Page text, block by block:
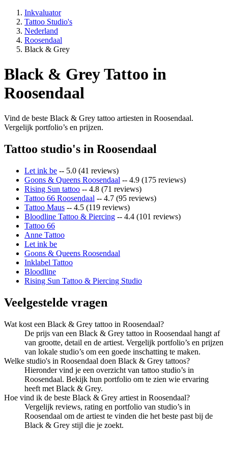
Inkvaluator
Tattoo Studio's
Nederland
Roosendaal
Black & Grey
Black & Grey Tattoo in
Roosendaal
Vind de beste Black & Grey tattoo artiesten in Roosendaal.
Vergelijk portfolio’s en prijzen.
Tattoo studio's in Roosendaal
Let ink be -- 5.0 (41 reviews)
Goons & Queens Roosendaal -- 4.9 (175 reviews)
Rising Sun tattoo -- 4.8 (71 reviews)
Tattoo 66 Roosendaal -- 4.7 (95 reviews)
Tattoo Maus -- 4.5 (119 reviews)
Bloodline Tattoo & Piercing -- 4.4 (101 reviews)
Tattoo 66
Anne Tattoo
Let ink be
Goons & Queens Roosendaal
Inklabel Tattoo
Bloodline
Rising Sun Tattoo & Piercing Studio
Veelgestelde vragen
Wat kost een Black & Grey tattoo in Roosendaal?
De prijs van een Black & Grey tattoo in Roosendaal hangt af
van grootte, detail en de artiest. Vergelijk portfolio’s en prijzen
van lokale studio’s om een goede inschatting te maken.
Welke studio's in Roosendaal doen Black & Grey tattoos?
Hieronder vind je een overzicht van tattoo studio’s in
Roosendaal. Bekijk hun portfolio om te zien wie ervaring
heeft met Black & Grey.
Hoe vind ik de beste Black & Grey artiest in Roosendaal?
Vergelijk reviews, rating en portfolio van studio’s in
Roosendaal om de artiest te vinden die het beste past bij de
Black & Grey stijl die je zoekt.